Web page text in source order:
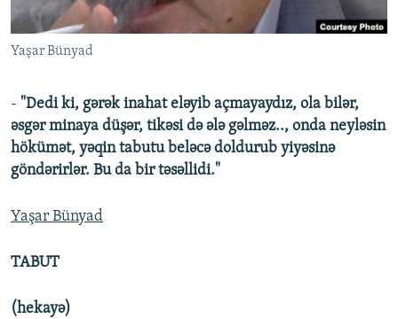
İZ - MƏDƏNIYYƏT PROQRAMI
MATERIALLARIMIZDAN ISTIFADƏ
AZADLIQRADIOSU MOBIL TELEFONUNUZDA
XƏBƏR BÜLLETENLƏRIMIZ
RFE/RL-in bütün saytları
Yaşar Bünyad
- "Dedi ki, gərək inahat eləyib açmayaydız, ola bilər,
əsgər minaya düşər, tikəsi də ələ gəlməz.., onda neyləsin
hökümət, yəqin tabutu beləcə doldurub yiyəsinə
göndərirlər. Bu da bir təsəllidi."
Yaşar Bünyad
TABUT
(hekayə)